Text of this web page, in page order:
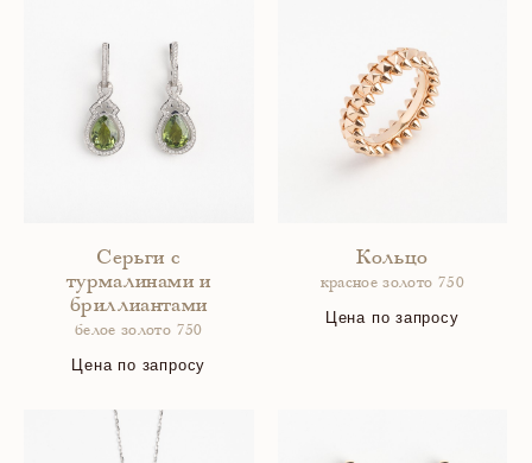
Серьги с
турмалинами и
бриллиантами
белое золото 750
Цена по запросу
Кольцо
красное золото 750
Цена по запросу